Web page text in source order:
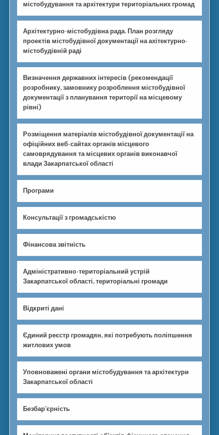
містобудування та архітектури територіальних громад
Архітектурно-містобудівна рада. План розгляду
проектів містобудівної документації на ахітектурно-
містобудівній раді
Визначення державних інтересів (рекомендації
розробнику, замовнику розроблення містобудівної
документації з планування території на місцевому
рівні)
Розміщення матеріалів містобудівної документації на
офіційних веб-сайтах органів місцевого
самоврядування та місцевих органів виконавчої
влади Закарпатської області
Програми
Консультації з громадськістю
Фінансова звітність
Адміністративно-територіальний устрій
Закарпатської області, територіальні громади
Відкриті дані
Єдиний реєстр громадян, які потребують поліпшення
житлових умов
Уповноважені органи містобудування та архітектури
Закарпатської області
Безбар’єрність